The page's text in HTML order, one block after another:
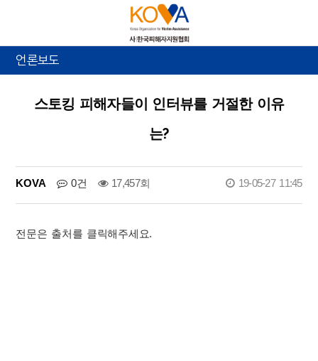
언론보도
스토킹 피해자들이 인터뷰를 거절한 이유
는?
KOVA 0건 17,457회 19-05-27 11:45
전문은 출처를 클릭해주세요.